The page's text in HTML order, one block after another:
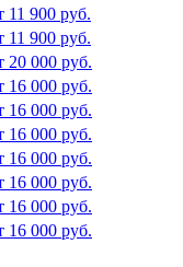
11 900 руб.
11 900 руб.
20 000 руб.
16 000 руб.
16 000 руб.
16 000 руб.
16 000 руб.
16 000 руб.
16 000 руб.
16 000 руб.